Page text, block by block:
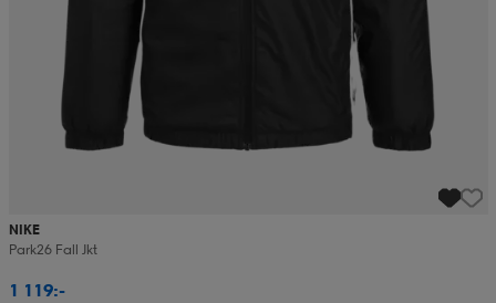
NIKE
Park26 Fall Jkt
1 119:-